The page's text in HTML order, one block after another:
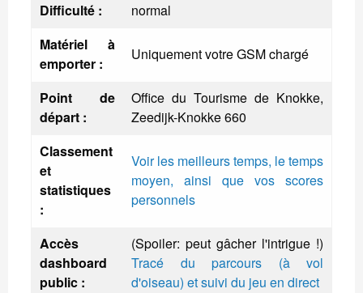
Difficulté :
normal
Matériel à
emporter :
Uniquement votre GSM chargé
Point de
départ :
Office du Tourisme de Knokke,
Zeedijk-Knokke 660
Classement
et
statistiques
:
Voir les meilleurs temps, le temps
moyen, ainsi que vos scores
personnels
Accès
dashboard
public :
(Spoiler: peut gâcher l'intrigue !)
Tracé du parcours (à vol
d'oiseau) et suivi du jeu en direct